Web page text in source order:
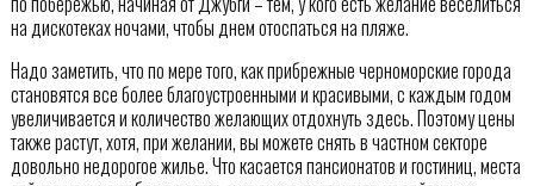
на дискотеках ночами, чтобы днем отоспаться на пляже.
Надо заметить, что по мере того, как прибрежные черноморские города
становятся все более благоустроенными и красивыми, с каждым годом
увеличивается и количество желающих отдохнуть здесь. Поэтому цены
также растут, хотя, при желании, вы можете снять в частном секторе
довольно недорогое жилье. Что касается пансионатов и гостиниц, места